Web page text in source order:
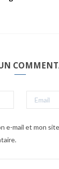
e-mail et mon